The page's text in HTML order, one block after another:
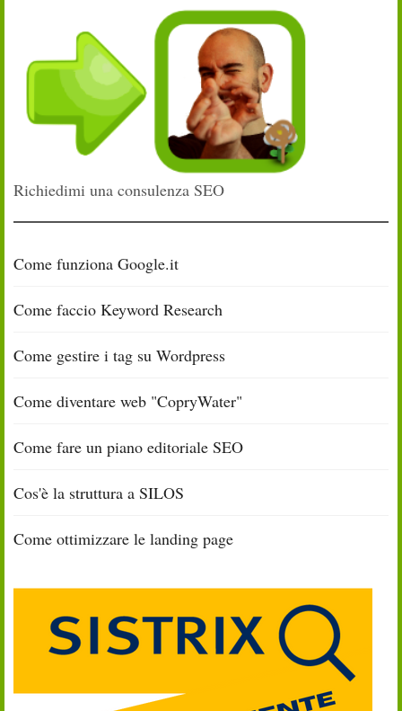
Richiedimi una consulenza SEO
Come funziona Google.it
Come faccio Keyword Research
Come gestire i tag su Wordpress
Come diventare web "CopryWater"
Come fare un piano editoriale SEO
Cos'è la struttura a SILOS
Come ottimizzare le landing page